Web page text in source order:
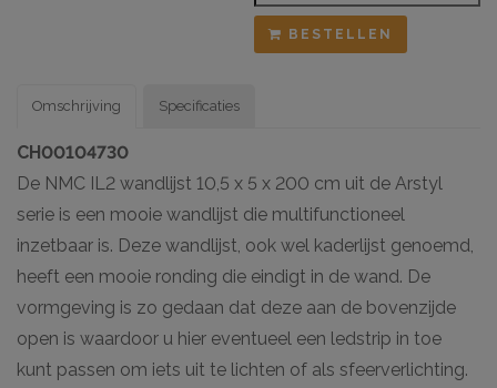
BESTELLEN
Omschrijving
CH00104730
De NMC IL2 wandlijst 10,5 x 5 x 200 cm uit de Arstyl
serie is een mooie wandlijst die multifunctioneel
inzetbaar is. Deze wandlijst, ook wel kaderlijst genoemd,
heeft een mooie ronding die eindigt in de wand. De
vormgeving is zo gedaan dat deze aan de bovenzijde
open is waardoor u hier eventueel een ledstrip in toe
kunt passen om iets uit te lichten of als sfeerverlichting.
Specificaties